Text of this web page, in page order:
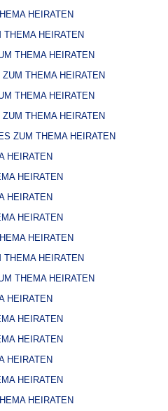
HEIRATEN
THEMA HEIRATEN
THEMA HEIRATEN
ZUM THEMA HEIRATEN
THEMA HEIRATEN
ZUM THEMA HEIRATEN
ZUM THEMA HEIRATEN
HEIRATEN
HEIRATEN
HEIRATEN
HEIRATEN
HEIRATEN
THEMA HEIRATEN
THEMA HEIRATEN
HEIRATEN
HEIRATEN
HEIRATEN
HEIRATEN
HEIRATEN
HEIRATEN